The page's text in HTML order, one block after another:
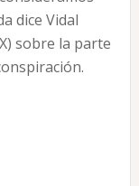
dice Vidal
sobre la parte